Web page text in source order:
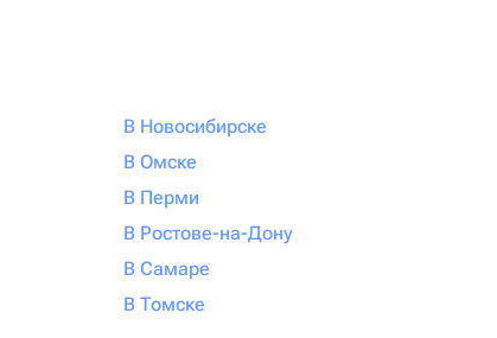
В Новосибирске
В Омске
В Перми
В Ростове-на-Дону
В Самаре
В Томске